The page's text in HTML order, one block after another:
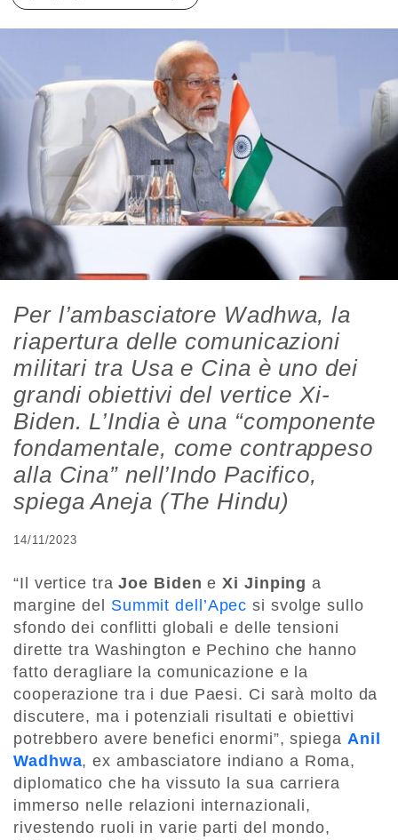
Per l’ambasciatore Wadhwa, la
riapertura delle comunicazioni
militari tra Usa e Cina è uno dei
grandi obiettivi del vertice Xi-
Biden. L’India è una “componente
fondamentale, come contrappeso
alla Cina” nell’Indo Pacifico,
spiega Aneja (The Hindu)
14/11/2023
“Il vertice traJoe Biden eXi Jinping a
margine del Summit dell’Apec si svolge sullo
sfondo dei conflitti globali e delle tensioni
dirette tra Washington e Pechino che hanno
fatto deragliare la comunicazione e la
cooperazione tra i due Paesi. Ci sarà molto da
discutere, ma i potenziali risultati e obiettivi
potrebbero avere benefici enormi”, spiega Anil
Wadhwa, ex ambasciatore indiano a Roma,
diplomatico che ha vissuto la sua carriera
immerso nelle relazioni internazionali,
rivestendo ruoli in varie parti del mondo,